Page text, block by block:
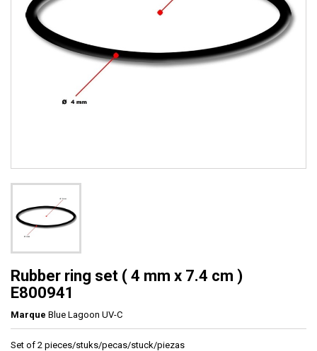
Rubber ring set ( 4 mm x 7.4 cm )
E800941
Marque Blue Lagoon UV-C
Set of 2 pieces/stuks/pecas/stuck/piezas